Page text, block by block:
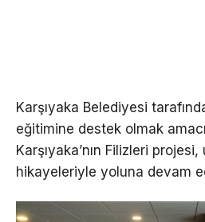
Karşıyaka Belediyesi
eğitimine destek olmak
Karşıyaka’nın Filizleri
hikayeleriyle yoluna devam